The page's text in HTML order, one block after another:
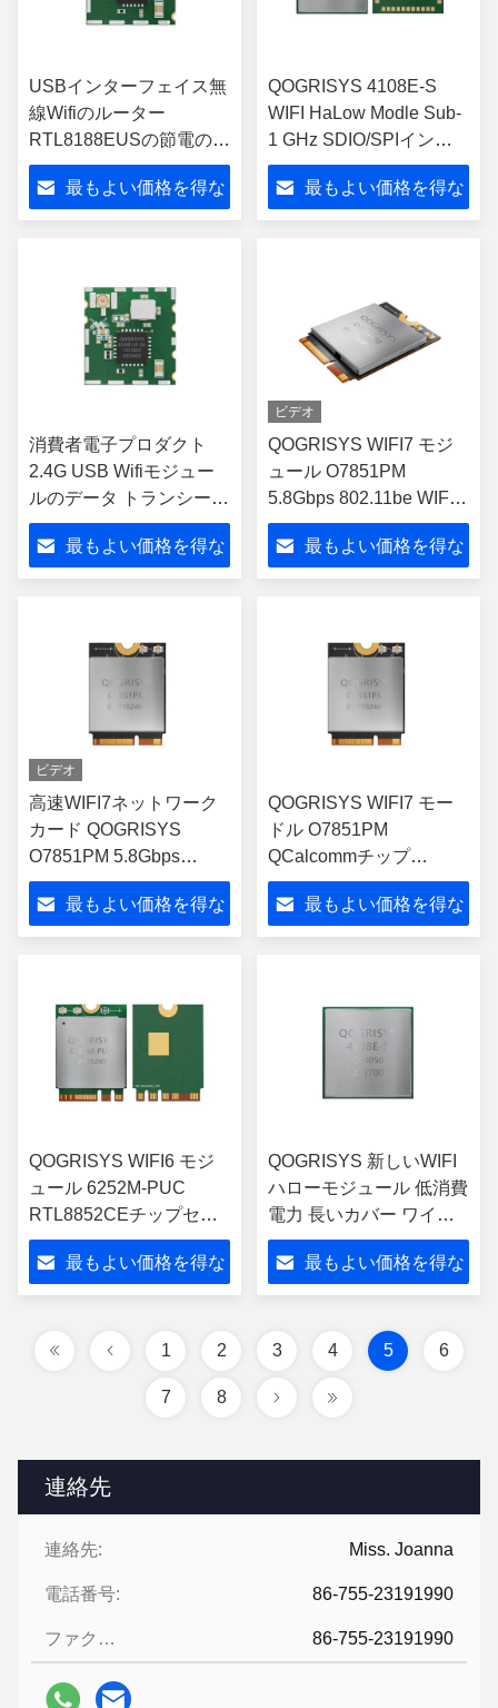
連絡先
連絡先: Miss. Joanna
電話番号: 86-755-23191990
ファクシミリ: 86-755-23191990
USBインターフェイス無
線Wifiのルーター
RTL8188EUSの節電のス
ピーカーの使用法
最もよい価格を得な
QOGRISYS 4108E-S
WIFI HaLow Modle Sub-
1 GHz SDIO/SPIインタ
ーフェイスサポート 低電
力 32.5Mbps WIFI
HaLow モジュール
最もよい価格を得な
消費者電子プロダクト
2.4G USB Wifiモジュー
ルのデータ トランシーバ
ー モジュール
最もよい価格を得な
ビデオ
QOGRISYS WIFI7 モジ
ュール O7851PM
5.8Gbps 802.11be WIFI7
ネットワーク カード M.2
PCIe インターフェイス
サポート ブルーツ 5.3
最もよい価格を得な
ビデオ
高速WIFI7ネットワーク
カード QOGRISYS
O7851PM 5.8Gbps
QCalcomm WCN7851 チ
ップ M.2 PCIe インター
フェイス WIFI7 モジュー
最もよい価格を得な
QOGRISYS WIFI7 モー
ドル O7851PM
QCalcommチップ
WCN7851 5.8Gbps 高速
WIFI 7 モジュールをベー
スに
最もよい価格を得な
QOGRISYS WIFI6 モジ
ュール 6252M-PUC
RTL8852CEチップセッ
ト - 高速2402Mbpsワイ
ヤレス接続
最もよい価格を得な
QOGRISYS 新しいWIFI
ハローモジュール 低消費
電力 長いカバー ワイフ
ァイ ハローモジュール
最もよい価格を得な
1 2 3 4 5 6
7 8